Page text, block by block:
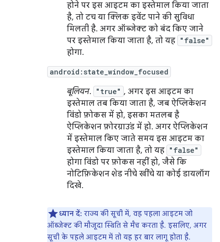
होने पर इस आइटम का इस्तेमाल किया जाता
है, तो टच या क्लिक इवेंट पाने की सुविधा
मिलती है. अगर ऑब्जेक्ट को बंद किए जाने
पर इस्तेमाल किया जाता है, तो यह "false"
होगा.
android:state_window_focused
बूलियन. "true" , अगर इस आइटम का
इस्तेमाल तब किया जाता है, जब ऐप्लिकेशन
विंडो फ़ोकस में हो, इसका मतलब है
ऐप्लिकेशन फ़ोरग्राउंड में हो. अगर ऐप्लिकेशन
में इस्तेमाल किए जाते समय इस आइटम का
इस्तेमाल किया जाता है, तो यह "false"
होगा विंडो पर फ़ोकस नहीं हो, जैसे कि
नोटिफ़िकेशन शेड नीचे खींचे या कोई डायलॉग
दिखे.
ध्यान दें: राज्य की सूची में, वह पहला आइटम जो
ऑब्जेक्ट की मौजूदा स्थिति से मैच करता है. इसलिए, अगर
सूची के पहले आइटम में तो यह हर बार लागू होता है.